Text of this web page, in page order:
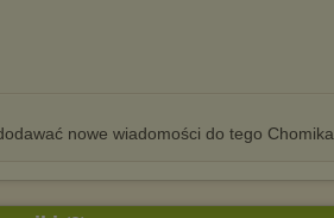
nowe wiadomości do tego Chomika.